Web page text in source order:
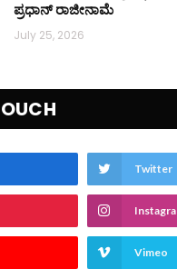
ಪ್ರಧಾನ್ ರಾಜೀನಾಮೆ
July 25, 2026
Twitter
Vimeo